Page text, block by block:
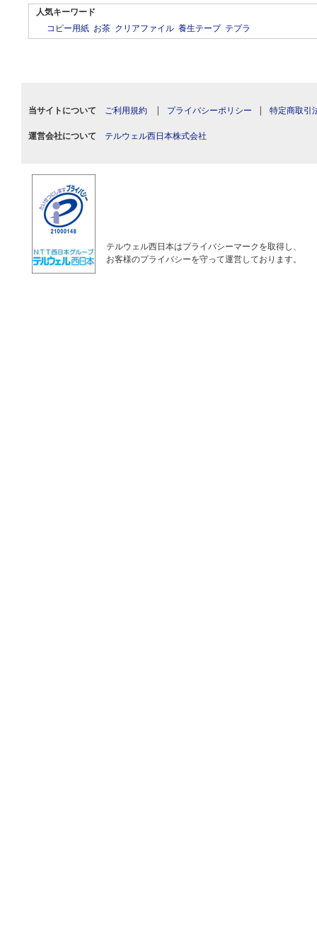
人気キーワード
コピー用紙 お茶 クリアファイル 養生テープ テプラ
当サイトについて ご利用規約 | プライバシーポリシー | 特定商取引
運営会社について テルウェル西日本株式会社
テルウェル西日本はプライバシーマークを取得し、
お客様のプライバシーを守って運営しております。